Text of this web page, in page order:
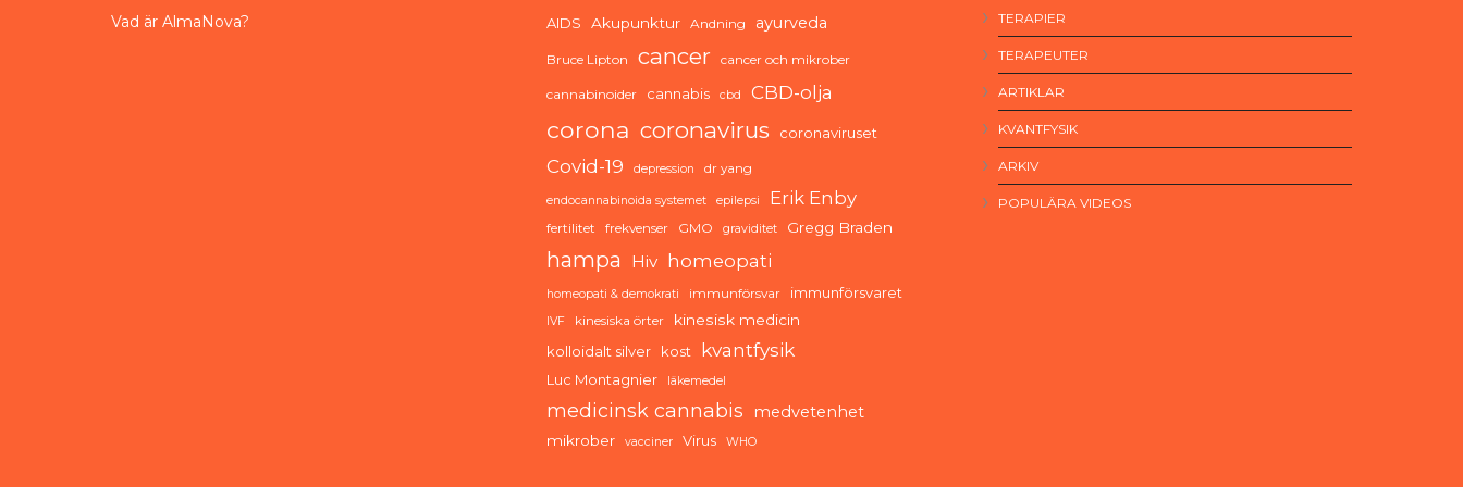
Vad är AlmaNova? AIDS Akupunktur Andning ayurveda
Bruce Lipton cancer cancer och mikrober
cannabinoider cannabis cbd CBD-olja
corona coronavirus coronaviruset
Covid-19 depression dr yang
endocannabinoida systemet epilepsi Erik Enby
fertilitet frekvenser GMO graviditet Gregg Braden
hampa Hiv homeopati
homeopati & demokrati immunförsvar immunförsvaret
IVF kinesiska örter
kinesisk medicin
kolloidalt silver
kost kvantfysik
Luc Montagnier läkemedel
medicinsk cannabis medvetenhet
mikrober vacciner Virus WHO
TERAPIER
TERAPEUTER
ARTIKLAR
KVANTFYSIK
ARKIV
POPULÄRA VIDEOS